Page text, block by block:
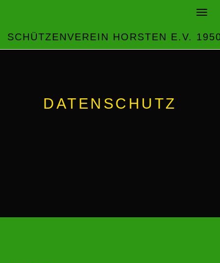
Toggle
SCHÜTZENVEREIN HORSTEN E.V.
DATENSCHUTZ